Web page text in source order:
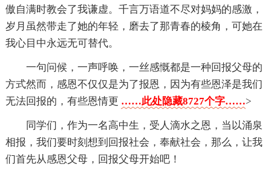
傲自满时教会了我谦虚。千言万语道不尽对妈妈的感激，
岁月虽然带走了她的年轻，磨去了那青春的棱角，可她在
我心目中永远无可替代。
一句问候，一声呼唤，一丝感慨都是一种回报父母的
方式然而，感恩不仅仅是为了报恩，因为有些恩泽是我们
无法回报的，有些恩情更 ……此处隐藏8727个字……>
同学们，作为一名高中生，受人滴水之恩，当以涌泉
相报，我们要时刻想到回报社会，奉献社会，那么，让我
们首先从感恩父母，回报父母开始吧！